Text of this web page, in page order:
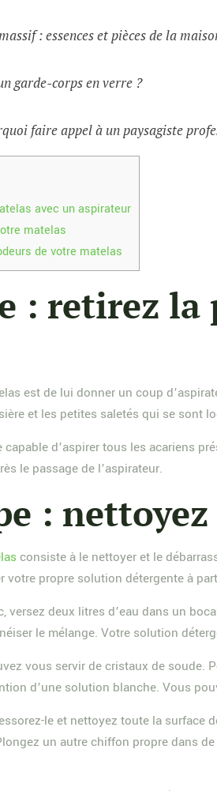
: essences et pièces de la
garde-corps en verre ?
faire appel à un paysagiste
avec un aspirateur
matelas
de votre matelas
: retirez la
est de lui donner un coup
et les petites saletés qui se sont
d’aspirer tous les acariens
le passage de l’aspirateur.
:
consiste à le nettoyer et le
propre solution détergente à
versez deux litres d’eau dans un
le mélange. Votre solution
vous servir de cristaux de
d’une solution blanche. Vous
le et nettoyez toute la
un autre chiffon propre dans